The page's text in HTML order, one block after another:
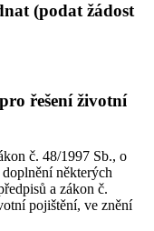
(podat žádost
řešení životní
č. 48/1997 Sb., o
některých
a zákon č.
pojištění, ve znění